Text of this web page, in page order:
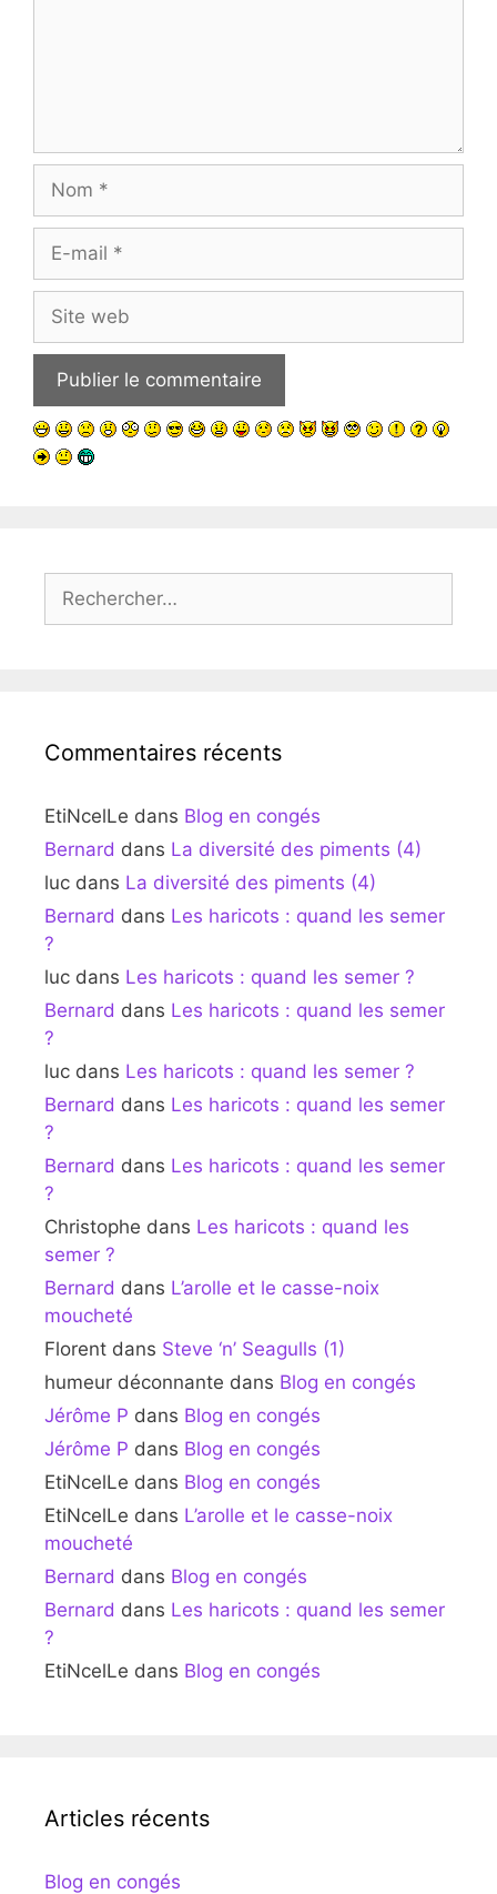
Nom
Site
web
Rechercher :
Commentaires récents
EtiNcelLe dans Blog en congés
Bernard dans La diversité des piments (4)
luc dans La diversité des piments (4)
Bernard dans Les haricots : quand les semer
?
luc dans Les haricots : quand les semer ?
Bernard dans Les haricots : quand les semer
?
luc dans Les haricots : quand les semer ?
Bernard dans Les haricots : quand les semer
?
Bernard dans Les haricots : quand les semer
?
Christophe dans Les haricots : quand les
semer ?
Bernard dans L’arolle et le casse-noix
moucheté
Florent dans Steve ‘n’ Seagulls (1)
humeur déconnante dans Blog en congés
Jérôme P dans Blog en congés
Jérôme P dans Blog en congés
EtiNcelLe dans Blog en congés
EtiNcelLe dans L’arolle et le casse-noix
moucheté
Bernard dans Blog en congés
Bernard dans Les haricots : quand les semer
?
EtiNcelLe dans Blog en congés
Articles récents
Blog en congés